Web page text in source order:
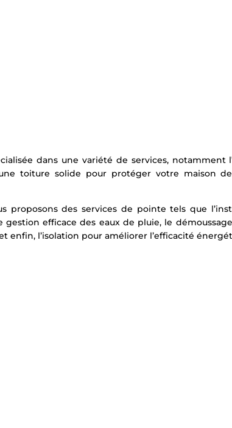
dans une variété de services,
toiture solide pour protéger votre maison
proposons des services de pointe tels que
efficace des eaux de pluie, le
enfin, l’isolation pour améliorer l’efficacité